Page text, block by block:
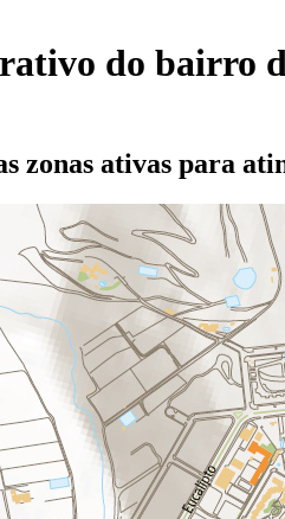
do bairro
zonas ativas para